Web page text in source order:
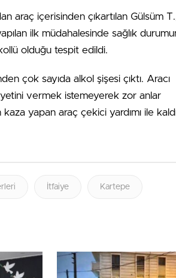
araç içerisinden çıkartılan Gülsüm
ilk müdahalesinde sağlık
olduğu tespit edildi.
çok sayıda alkol şişesi çıktı. Aracı
vermek istemeyerek zor anlar
yapan araç çekici yardımı ile
İtfaiye Kartepe